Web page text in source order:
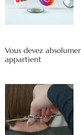
Vous devez
appartient